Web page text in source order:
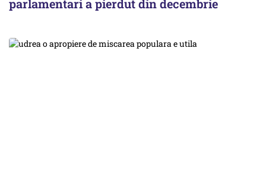
parlamentari a pierdut din decembrie